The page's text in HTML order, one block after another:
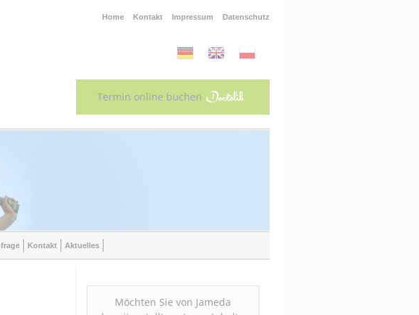
Termin online buchen
Home Kontakt Impressum Datenschutz
Kontakt Aktuelles
Möchten Sie von Jameda